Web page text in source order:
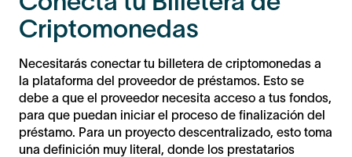
Criptomonedas
Necesitarás conectar tu billetera de criptomonedas a
la plataforma del proveedor de préstamos. Esto se
debe a que el proveedor necesita acceso a tus fondos,
para que puedan iniciar el proceso de finalización del
préstamo. Para un proyecto descentralizado, esto toma
una definición muy literal, donde los prestatarios